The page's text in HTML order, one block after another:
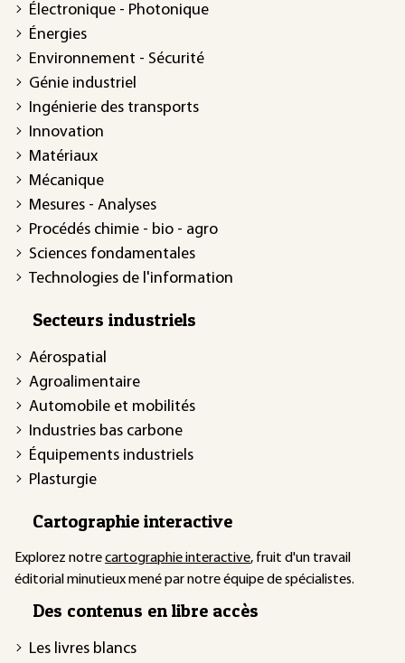
Électronique - Photonique
Énergies
Environnement - Sécurité
Génie industriel
Ingénierie des transports
Innovation
Matériaux
Mécanique
Mesures - Analyses
Procédés chimie - bio - agro
Sciences fondamentales
Technologies de l'information
Secteurs industriels
Aérospatial
Agroalimentaire
Automobile et mobilités
Industries bas carbone
Équipements industriels
Plasturgie
Cartographie interactive
Explorez notrecartographie interactive, fruit d'un travail
éditorial minutieux mené par notre équipe de spécialistes.
Des contenus en libre accès
Les livres blancs